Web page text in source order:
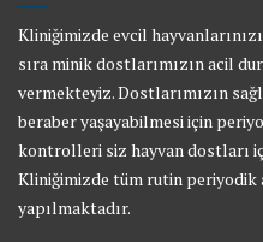
Kliniğimizde evcil
sıra minik dostlarımızın acil
vermekteyiz. Dostlarımızın
beraber yaşayabilmesi için
kontrolleri siz hayvan dostları
Kliniğimizde tüm rutin
yapılmaktadır.